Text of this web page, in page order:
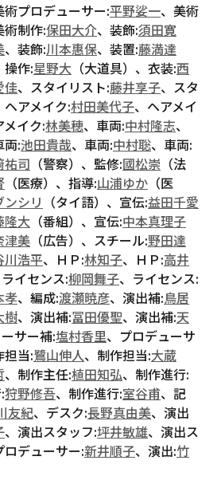
術プロデューサー:平野娑一、美術
術制作:保田大介、装飾:須田寛
、装飾:川本惠保、装置:藤満達
操作:星野大 （大道具）、衣装:西
佳、スタイリスト:藤井享子、スタ
ヘアメイク:村田美代子、ヘアメイ
メイク:林美穂、車両:中村隆志、
両:池田貴哉、車両:中村聡、車両:
祐司 （警察）、監修:國松崇 （法
（医療）、指導:山浦ゆか （医
ンシリ （タイ語）、宣伝:益田千愛
隆大 （番組）、宣伝:中本真理子
津美 （広告）、スチール:野田達
川浩平、ＨＰ:林知子、ＨＰ:高井
ライセンス:柳岡舞子、ライセンス:
孝、編成:渡瀬暁彦、演出補:鳥居
樹、演出補:冨田優聖、演出補:天
サー補:塩村香里、プロデューサ
担当:鷺山伸人、制作担当:大蔵
、制作主任:植田知弘、制作進行:
狩野修吾、制作進行:室谷甫、記
友紀、デスク:長野真由美、演出
、演出スタッフ:坪井敏雄、演出ス
ロデューサー:新井順子、演出:竹